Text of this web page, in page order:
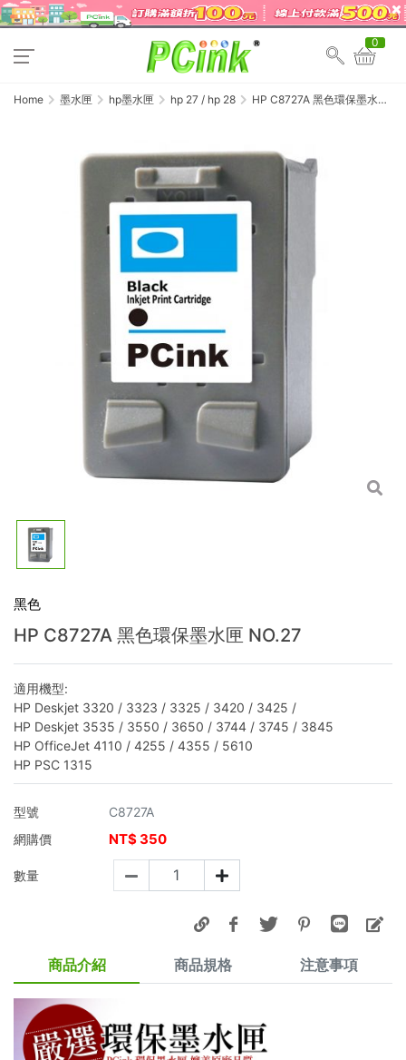
0
Home 墨水匣 hp墨水匣 hp 27 / hp 28
HP C8727A 黑色環保墨水匣
黑色
HP C8727A 黑色環保墨水匣 NO.27
適用機型:
HP Deskjet 3320 / 3323 / 3325 / 3420 / 3425 /
HP Deskjet 3535 / 3550 / 3650 / 3744 / 3745 / 3845
HP OfficeJet 4110 / 4255 / 4355 / 5610
HP PSC 1315
型號
C8727A
網購價
NT$350
數量
商品介紹 商品規格 注意事項